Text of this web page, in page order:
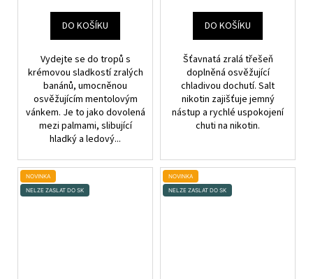
DO KOŠÍKU
Vydejte se do tropů s
krémovou sladkostí zralých
banánů, umocněnou
osvěžujícím mentolovým
vánkem. Je to jako dovolená
mezi palmami, slibující
hladký a ledový...
DO KOŠÍKU
Šťavnatá zralá třešeň
doplněná osvěžující
chladivou dochutí. Salt
nikotin zajišťuje jemný
nástup a rychlé uspokojení
chuti na nikotin.
NOVINKA
NELZE ZASLAT DO SK
NOVINKA
NELZE ZASLAT DO SK